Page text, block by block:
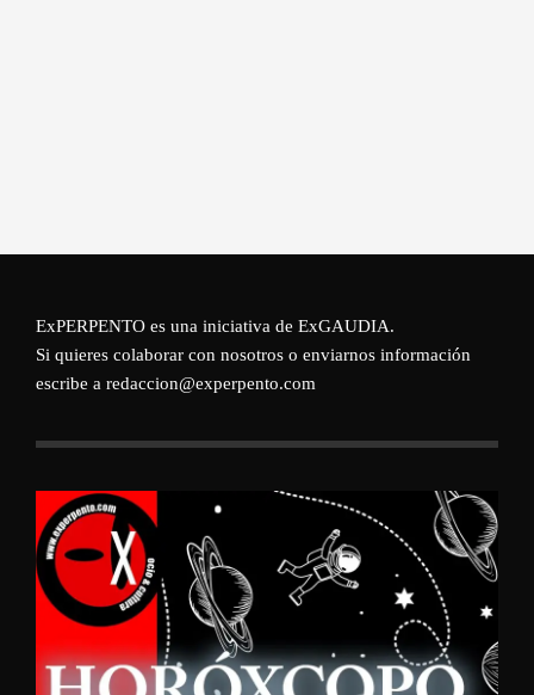
ExPERPENTO es una iniciativa de ExGAUDIA.
Si quieres colaborar con nosotros o enviarnos información
escribe a redaccion@experpento.com